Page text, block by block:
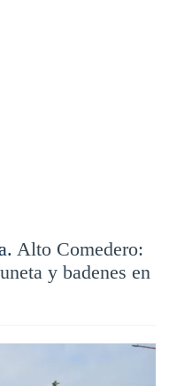
Alto Comedero:
y badenes en